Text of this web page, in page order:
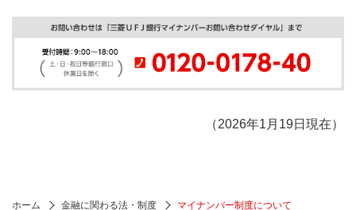
（2026年1月19日現在）
ホーム 金融に関わる法・制度 マイナンバー制度について